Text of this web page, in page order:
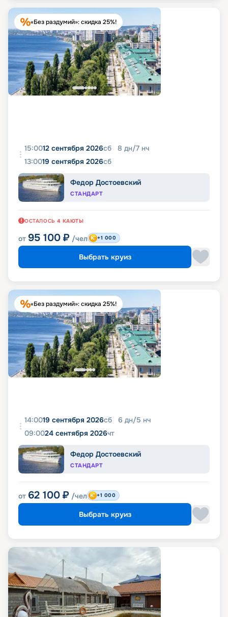
«Без раздумий»: скидка 25%!
15:0012 сентября 2026сб 8 дн/7 нч
13:0019 сентября 2026сб
Федор Достоевский
СТАНДАРТ
ОСТАЛОСЬ 4 КАЮТЫ
от 95 100 ₽ /чел +1 000
Выбрать круиз
«Без раздумий»: скидка 25%!
14:0019 сентября 2026сб 6 дн/5 нч
09:0024 сентября 2026чт
Федор Достоевский
СТАНДАРТ
от 62 100 ₽ /чел +1 000
Выбрать круиз